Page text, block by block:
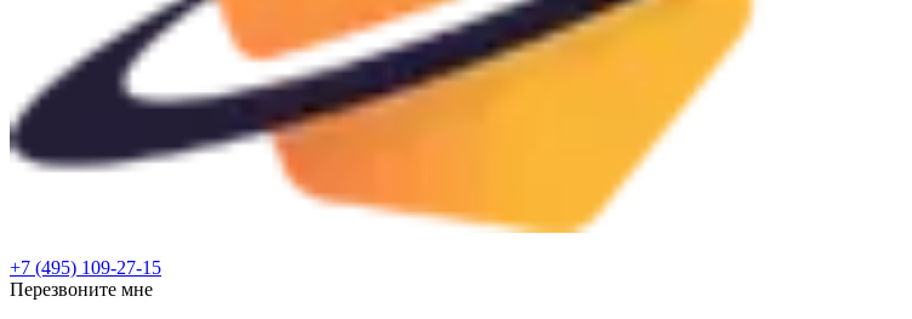
+7 (495) 109-27-15
Перезвоните мне